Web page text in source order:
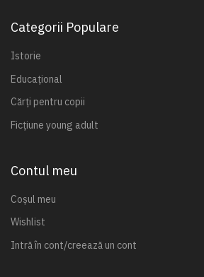
Categorii Populare
Istorie
Educațional
Cărți pentru copii
Ficțiune young adult
Contul meu
Coșul meu
Wishlist
Intră în cont/creează un cont